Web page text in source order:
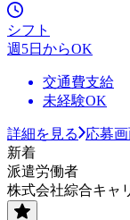
シフト
週5日からOK
交通費支給
未経験OK
詳細を見る
応募
新着
派遣労働者
株式会社綜合キャ